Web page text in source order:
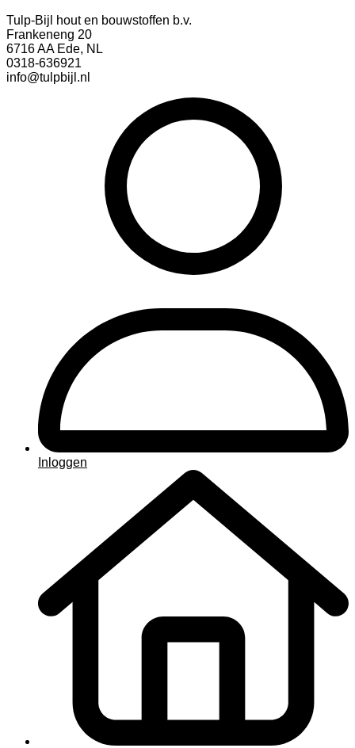
Tulp-Bijl hout en bouwstoffen b.v.
Frankeneng 20
6716 AA Ede, NL
0318-636921
info@tulpbijl.nl
Inloggen